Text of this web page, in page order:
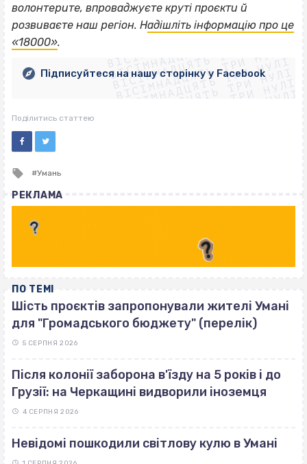
волонтерите, впроваджуєте круті проєкти й
розвиваєте наш регіон. Надішліть інформацію про це
«18000». ВІСІМНАДЦЯТЬ ТРИ НУЛІ
ВІСІМНАДЦЯТЬ ТРИ НУЛІ
ВІСІМНАДЦЯТЬ ТРИ НУЛІ
ВІСІМНАДЦЯТЬ ТРИ НУЛІ
ВІСІМНАДЦЯТЬ ТРИ НУЛІ
ВІСІМНАДЦЯТЬ ТРИ НУЛІ
ВІСІМНАДЦЯТЬ ТРИ НУЛІ
ВІСІМНАДЦЯТЬ ТРИ НУЛІ
Підписуйтеся на нашу сторінку у Facebook
Поділитись статтею
Tagged
Умань
РЕКЛАМА
ПО ТЕМІ
Шість проєктів запропонували жителі Умані
для "Громадського бюджету" (перелік)
5 СЕРПНЯ 2026
Після колонії заборона в'їзду на 5 років і до
Грузії: на Черкащині видворили іноземця
4 СЕРПНЯ 2026
Невідомі пошкодили світлову кулю в Умані